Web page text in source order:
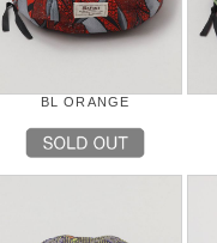
BL ORANGE